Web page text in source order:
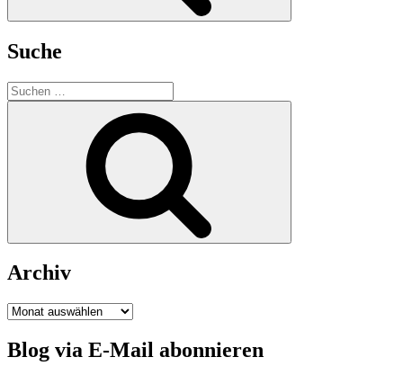
Suche
Suchen
nach:
Archiv
Archiv
Blog via E-Mail abonnieren